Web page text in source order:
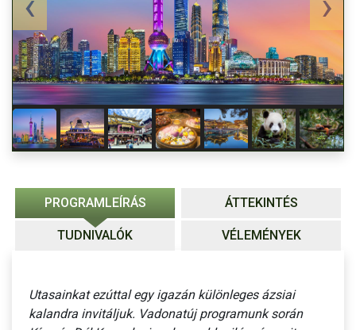
PROGRAMLEÍRÁS ÁTTEKINTÉS
TUDNIVALÓK VÉLEMÉNYEK
Utasainkat ezúttal egy igazán különleges ázsiai
kalandra invitáljuk. Vadonatúj programunk során